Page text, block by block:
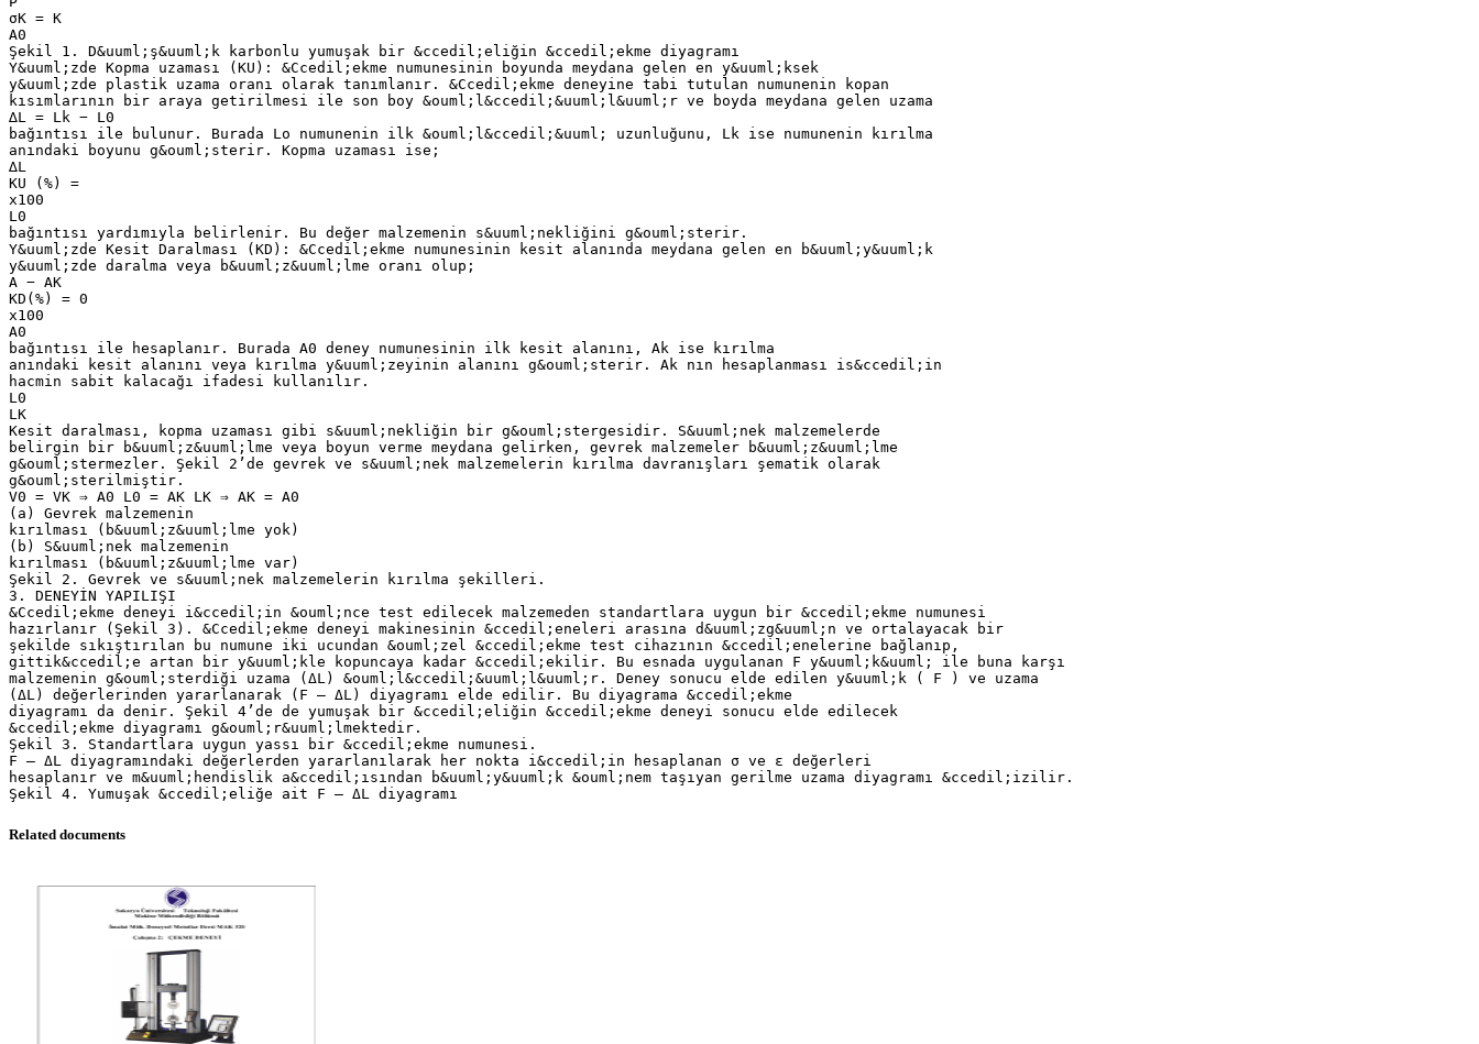
σK = K
A0
Şekil 1. D&uuml;ş&uuml;k karbonlu yumuşak bir &ccedil;eliğin &ccedil;ekme diyagramı
Y&uuml;zde Kopma uzaması (KU): &Ccedil;ekme numunesinin boyunda meydana gelen en y&uuml;ksek
y&uuml;zde plastik uzama oranı olarak tanımlanır. &Ccedil;ekme deneyine tabi tutulan numunenin kopan
kısımlarının bir araya getirilmesi ile son boy &ouml;l&ccedil;&uuml;l&uuml;r ve boyda meydana gelen uzama
∆L = Lk − L0
bağıntısı ile bulunur. Burada Lo numunenin ilk &ouml;l&ccedil;&uuml; uzunluğunu, Lk ise numunenin kırılma
anındaki boyunu g&ouml;sterir. Kopma uzaması ise;
∆L
KU (%) =
x100
L0
bağıntısı yardımıyla belirlenir. Bu değer malzemenin s&uuml;nekliğini g&ouml;sterir.
Y&uuml;zde Kesit Daralması (KD): &Ccedil;ekme numunesinin kesit alanında meydana gelen en b&uuml;y&uuml;k
y&uuml;zde daralma veya b&uuml;z&uuml;lme oranı olup;
A − AK
KD(%) = 0
x100
A0
bağıntısı ile hesaplanır. Burada A0 deney numunesinin ilk kesit alanını, Ak ise kırılma
anındaki kesit alanını veya kırılma y&uuml;zeyinin alanını g&ouml;sterir. Ak nın hesaplanması is&ccedil;in
hacmin sabit kalacağı ifadesi kullanılır.
L0
LK
Kesit daralması, kopma uzaması gibi s&uuml;nekliğin bir g&ouml;stergesidir. S&uuml;nek malzemelerde
belirgin bir b&uuml;z&uuml;lme veya boyun verme meydana gelirken, gevrek malzemeler b&uuml;z&uuml;lme
g&ouml;stermezler. Şekil 2’de gevrek ve s&uuml;nek malzemelerin kırılma davranışları şematik olarak
g&ouml;sterilmiştir.
V0 = VK ⇒ A0 L0 = AK LK ⇒ AK = A0
(a) Gevrek malzemenin
kırılması (b&uuml;z&uuml;lme yok)
(b) S&uuml;nek malzemenin
kırılması (b&uuml;z&uuml;lme var)
Şekil 2. Gevrek ve s&uuml;nek malzemelerin kırılma şekilleri.
3. DENEYİN YAPILIŞI
&Ccedil;ekme deneyi i&ccedil;in &ouml;nce test edilecek malzemeden standartlara uygun bir &ccedil;ekme numunesi
hazırlanır (Şekil 3). &Ccedil;ekme deneyi makinesinin &ccedil;eneleri arasına d&uuml;zg&uuml;n ve ortalayacak bir
şekilde sıkıştırılan bu numune iki ucundan &ouml;zel &ccedil;ekme test cihazının &ccedil;enelerine bağlanıp,
gittik&ccedil;e artan bir y&uuml;kle kopuncaya kadar &ccedil;ekilir. Bu esnada uygulanan F y&uuml;k&uuml; ile buna karşı
malzemenin g&ouml;sterdiği uzama (ΔL) &ouml;l&ccedil;&uuml;l&uuml;r. Deney sonucu elde edilen y&uuml;k ( F ) ve uzama
(ΔL) değerlerinden yararlanarak (F – ΔL) diyagramı elde edilir. Bu diyagrama &ccedil;ekme
diyagramı da denir. Şekil 4’de de yumuşak bir &ccedil;eliğin &ccedil;ekme deneyi sonucu elde edilecek
&ccedil;ekme diyagramı g&ouml;r&uuml;lmektedir.
Şekil 3. Standartlara uygun yassı bir &ccedil;ekme numunesi.
F – ΔL diyagramındaki değerlerden yararlanılarak her nokta i&ccedil;in hesaplanan σ ve ε değerleri
hesaplanır ve m&uuml;hendislik a&ccedil;ısından b&uuml;y&uuml;k &ouml;nem taşıyan gerilme uzama diyagramı &ccedil;izilir.
Related documents